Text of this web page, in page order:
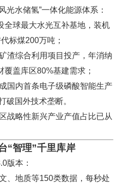
光水储氢”一体化能源体系：
全球最大水光互补基地，装机
标煤200万吨；
渣综合利用项目投产，年消纳
盖库区80%基建需求；
国内首条电子级磷酸智能生产
破国外技术垄断。
战略性新兴产业产值占比已从
“智理”千里库岸
版本：
、地质等150类数据，每秒处